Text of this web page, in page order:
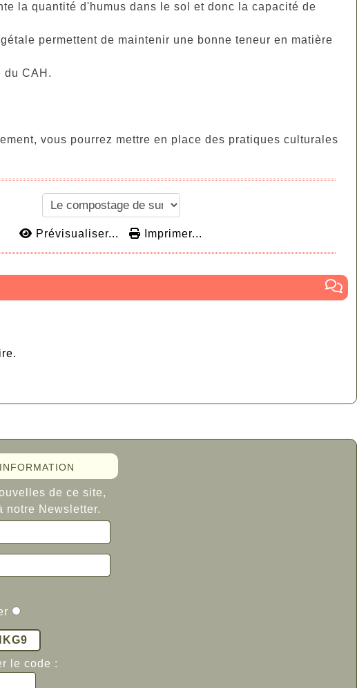
la quantité d'humus dans le sol et donc la capacité de
permettent de maintenir une bonne teneur en matière
CAH.
vous pourrez mettre en place des pratiques culturales
Prévisualiser... Imprimer...
de ce site,
notre Newsletter.
le code :